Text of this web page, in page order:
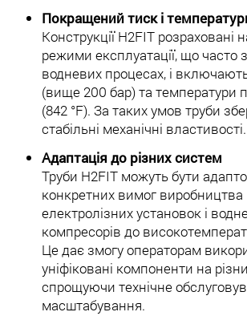
Покращений тиск і
Конструкції H2FIT розраховані
режими експлуатації, що часто
водневих процесах, і
(вище 200 бар) та температури
(842 °F). За таких умов труби
стабільні механічні властивості.
Адаптація до різних систем
Труби H2FIT можуть бути
конкретних вимог виробництва
електролізних установок і
компресорів до
Це дає змогу операторам
уніфіковані компоненти на
спрощуючи технічне
масштабування.